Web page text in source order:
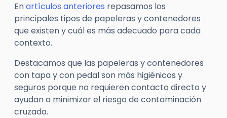
Enartículos anteriores repasamos los
principales tipos de papeleras y contenedores
que existen y cuál es más adecuado para cada
contexto.
Destacamos que las papeleras y contenedores
con tapa y con pedal son más higiénicos y
seguros porque no requieren contacto directo y
ayudan a minimizar el riesgo de contaminación
cruzada.